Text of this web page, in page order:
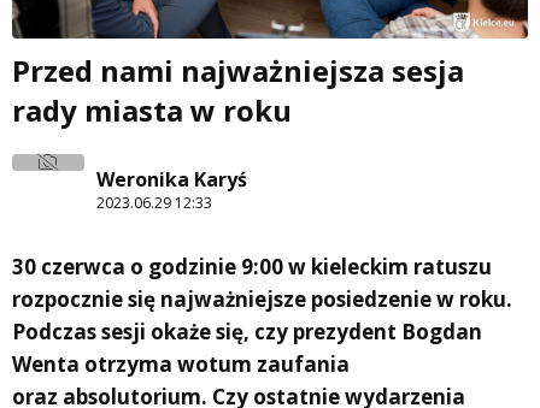
Przed nami najważniejsza sesja
rady miasta w roku
Weronika Karyś
2023.06.29 12:33
30 czerwca o godzinie 9:00 w kieleckim ratuszu
rozpocznie się najważniejsze posiedzenie w roku.
Podczas sesji okaże się, czy prezydent Bogdan
Wenta otrzyma wotum zaufania
oraz absolutorium. Czy ostatnie wydarzenia